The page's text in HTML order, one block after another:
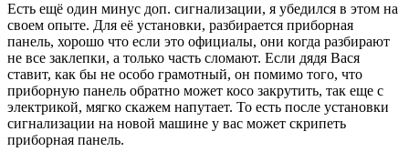
Есть ещё один минус доп. сигнализации, я убедился в этом на
своем опыте. Для её установки, разбирается приборная
панель, хорошо что если это официалы, они когда разбирают
не все заклепки, а только часть сломают. Если дядя Вася
ставит, как бы не особо грамотный, он помимо того, что
приборную панель обратно может косо закрутить, так еще с
электрикой, мягко скажем напутает. То есть после установки
сигнализации на новой машине у вас может скрипеть
приборная панель.